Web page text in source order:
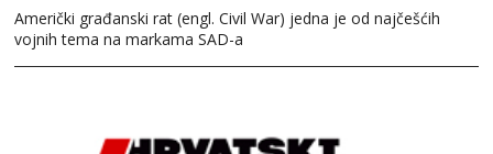
Američki građanski rat (engl. Civil War) jedna je od najčešćih
vojnih tema na markama SAD-a